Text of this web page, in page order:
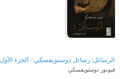
الرسائل: رسائل دوستويفسكي - الجزء الأول
فيودور دوستويفسكي